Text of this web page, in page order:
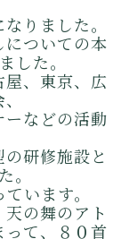
りました。
ついての本
した。
、東京、広
ーなどの活動
研修施設と
。
います。
の舞のアト
って、８０首